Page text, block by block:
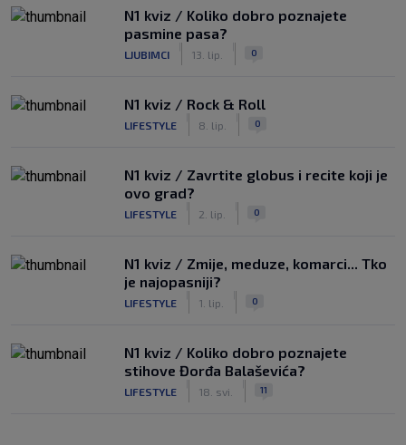
N1 kviz / Koliko dobro poznajete
pasmine pasa?
LJUBIMCI 13. lip. 0
N1 kviz / Rock & Roll
LIFESTYLE 8. lip. 0
N1 kviz / Zavrtite globus i recite koji je
ovo grad?
LIFESTYLE 2. lip. 0
N1 kviz / Zmije, meduze, komarci... Tko
je najopasniji?
LIFESTYLE 1. lip. 0
N1 kviz / Koliko dobro poznajete
stihove Đorđa Balaševića?
LIFESTYLE 18. svi. 11